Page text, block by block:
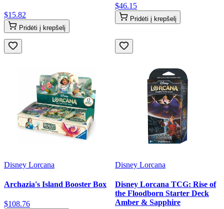
$15.82
Pridėti į krepšelį
$46.15
Pridėti į krepšelį
Disney Lorcana
Archazia's Island Booster Box
$108.76
Disney Lorcana
Disney Lorcana TCG: Rise of
the Floodborn Starter Deck
Amber & Sapphire